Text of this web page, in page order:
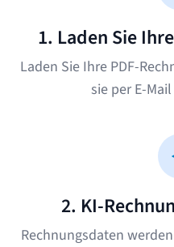
1. Laden Sie
Laden Sie Ihre PDF-
sie per E-
2. KI-
Rechnungsdaten